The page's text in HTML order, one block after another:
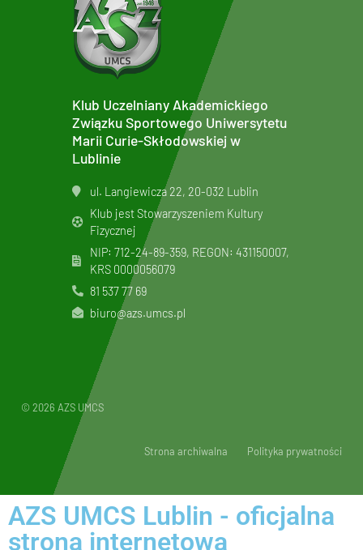
Klub Uczelniany Akademickiego
Związku Sportowego Uniwersytetu
Marii Curie-Skłodowskiej w
Lublinie
ul. Langiewicza 22, 20-032 Lublin
Klub jest Stowarzyszeniem Kultury
Fizycznej
NIP: 712-24-89-359, REGON: 431150007,
KRS 0000056079
81 537 77 69
biuro@azs.umcs.pl
© 2026 AZS UMCS
Strona archiwalna Polityka prywatności
AZS UMCS Lublin - oficjalna
strona internetowa